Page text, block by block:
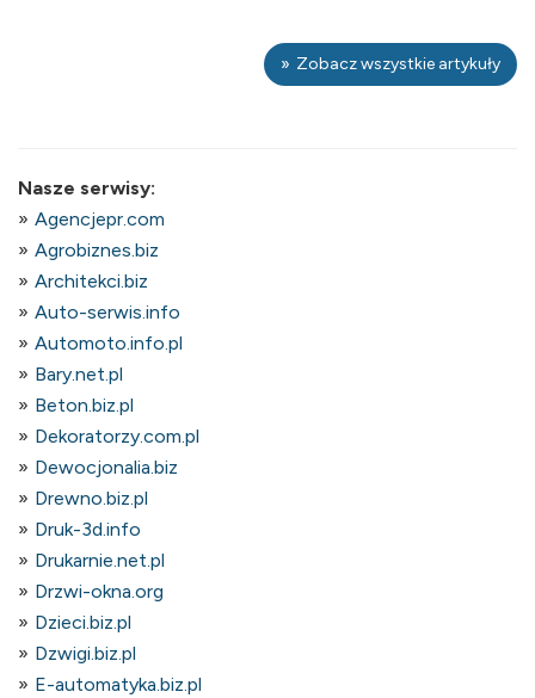
Zobacz wszystkie artykuły
Nasze serwisy:
Agencjepr.com
Agrobiznes.biz
Architekci.biz
Auto-serwis.info
Automoto.info.pl
Bary.net.pl
Beton.biz.pl
Dekoratorzy.com.pl
Dewocjonalia.biz
Drewno.biz.pl
Druk-3d.info
Drukarnie.net.pl
Drzwi-okna.org
Dzieci.biz.pl
Dzwigi.biz.pl
E-automatyka.biz.pl